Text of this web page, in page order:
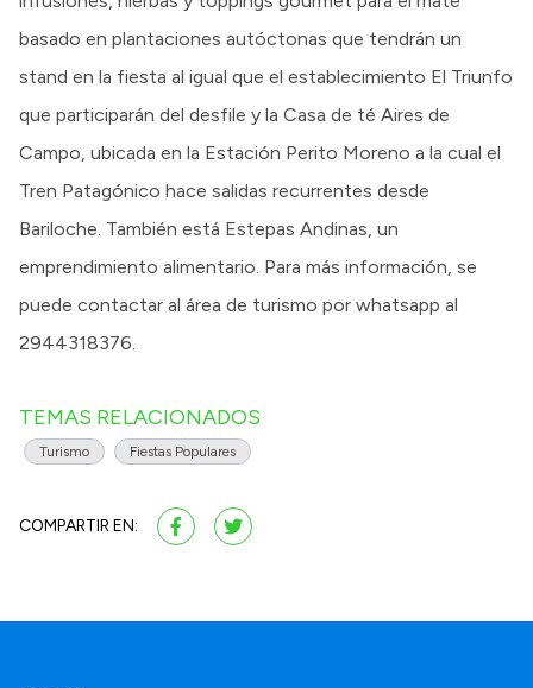
basado en plantaciones autóctonas que tendrán un
stand en la fiesta al igual que el establecimiento El Triunfo
que participarán del desfile y la Casa de té Aires de
Campo, ubicada en la Estación Perito Moreno a la cual el
Tren Patagónico hace salidas recurrentes desde
Bariloche. También está Estepas Andinas, un
emprendimiento alimentario. Para más información, se
puede contactar al área de turismo por whatsapp al
2944318376.
TEMAS RELACIONADOS
Turismo Fiestas Populares
COMPARTIR EN: